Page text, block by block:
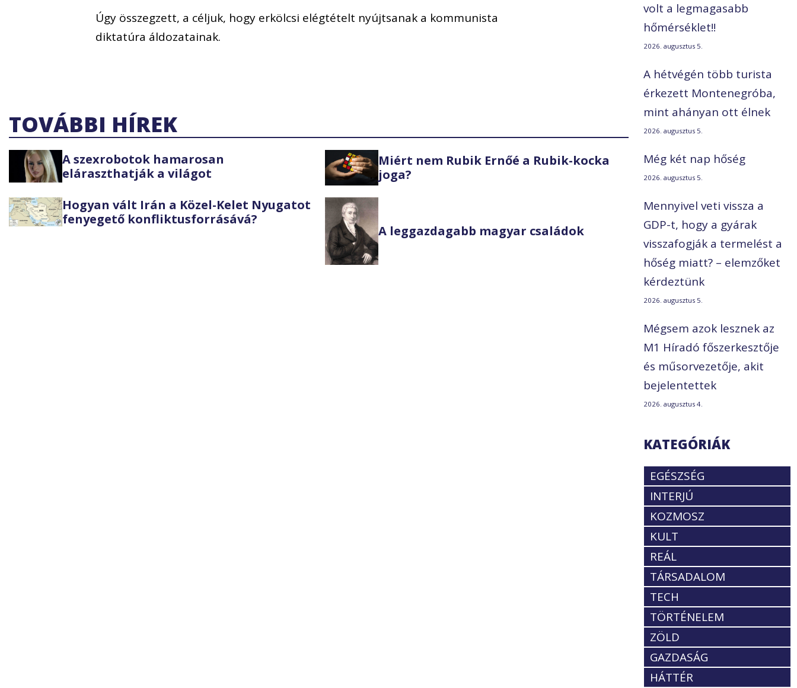
Úgy összegzett, a céljuk, hogy erkölcsi elégtételt nyújtsanak a kommunista
diktatúra áldozatainak.
TOVÁBBI HÍREK
A szexrobotok hamarosan
eláraszthatják a világot
Miért nem Rubik Ernőé a Rubik-kocka
joga?
Hogyan vált Irán a Közel-Kelet Nyugatot
fenyegető konfliktusforrásává?
A leggazdagabb magyar családok
volt a legmagasabb
hőmérséklet!!
2026. augusztus 5.
A hétvégén több turista
érkezett Montenegróba,
mint ahányan ott élnek
2026. augusztus 5.
Még két nap hőség
2026. augusztus 5.
Mennyivel veti vissza a
GDP-t, hogy a gyárak
visszafogják a termelést a
hőség miatt? – elemzőket
kérdeztünk
2026. augusztus 5.
Mégsem azok lesznek az
M1 Híradó főszerkesztője
és műsorvezetője, akit
bejelentettek
2026. augusztus 4.
KATEGÓRIÁK
EGÉSZSÉG
INTERJÚ
KOZMOSZ
KULT
REÁL
TÁRSADALOM
TECH
TÖRTÉNELEM
ZÖLD
GAZDASÁG
HÁTTÉR